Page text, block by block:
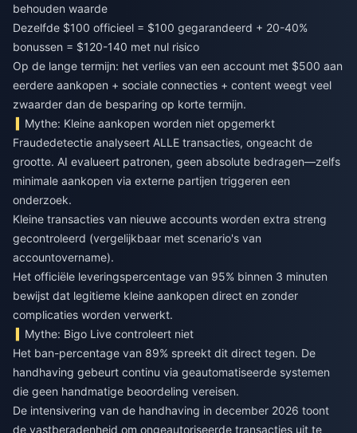
behouden waarde
Dezelfde $100 officieel = $100 gegarandeerd + 20-40%
bonussen = $120-140 met nul risico
Op de lange termijn: het verlies van een account met $500 aan
eerdere aankopen + sociale connecties + content weegt veel
zwaarder dan de besparing op korte termijn.
Mythe: Kleine aankopen worden niet opgemerkt
Fraudedetectie analyseert ALLE transacties, ongeacht de
grootte. AI evalueert patronen, geen absolute bedragen—zelfs
minimale aankopen via externe partijen triggeren een
onderzoek.
Kleine transacties van nieuwe accounts worden extra streng
gecontroleerd (vergelijkbaar met scenario's van
accountovername).
Het officiële leveringspercentage van 95% binnen 3 minuten
bewijst dat legitieme kleine aankopen direct en zonder
complicaties worden verwerkt.
Mythe: Bigo Live controleert niet
Het ban-percentage van 89% spreekt dit direct tegen. De
handhaving gebeurt continu via geautomatiseerde systemen
die geen handmatige beoordeling vereisen.
De intensivering van de handhaving in december 2026 toont
de vastberadenheid om ongeautoriseerde transacties uit te